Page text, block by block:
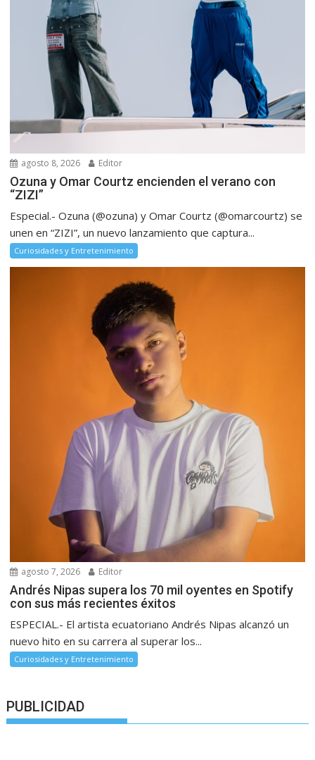
agosto 8, 2026 Editor
Ozuna y Omar Courtz encienden el verano con
“ZIZI”
Especial.- Ozuna (@ozuna) y Omar Courtz (@omarcourtz) se
unen en “ZIZI”, un nuevo lanzamiento que captura...
Curiosidades y Entretenimiento
agosto 7, 2026 Editor
Andrés Nipas supera los 70 mil oyentes en Spotify
con sus más recientes éxitos
ESPECIAL.- El artista ecuatoriano Andrés Nipas alcanzó un
nuevo hito en su carrera al superar los...
Curiosidades y Entretenimiento
PUBLICIDAD